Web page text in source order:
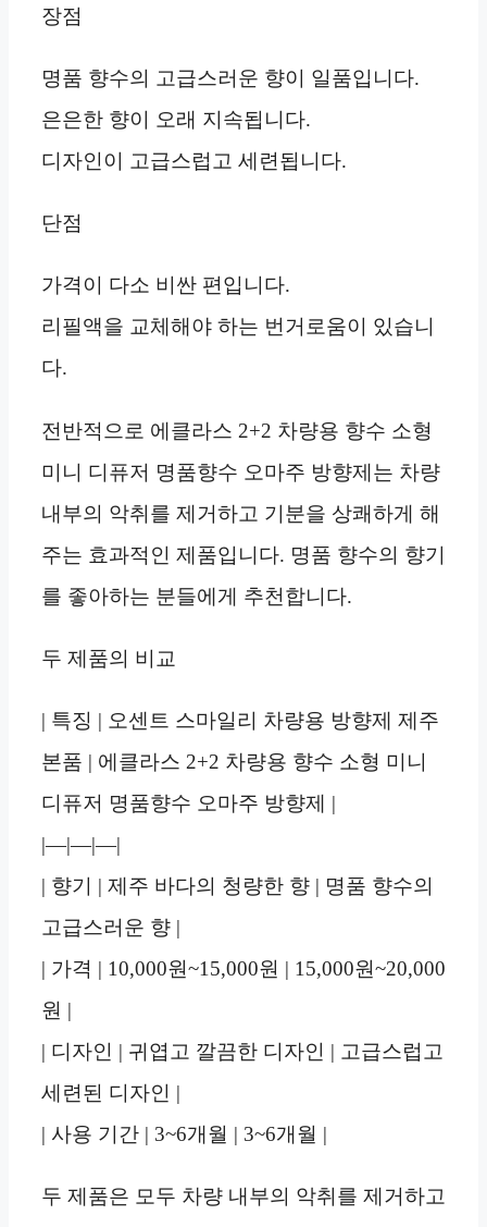
장점
명품 향수의 고급스러운 향이 일품입니다.
은은한 향이 오래 지속됩니다.
디자인이 고급스럽고 세련됩니다.
단점
가격이 다소 비싼 편입니다.
리필액을 교체해야 하는 번거로움이 있습니
다.
전반적으로 에클라스 2+2 차량용 향수 소형
미니 디퓨저 명품향수 오마주 방향제는 차량
내부의 악취를 제거하고 기분을 상쾌하게 해
주는 효과적인 제품입니다. 명품 향수의 향기
를 좋아하는 분들에게 추천합니다.
두 제품의 비교
| 특징 | 오센트 스마일리 차량용 방향제 제주
본품 | 에클라스 2+2 차량용 향수 소형 미니
디퓨저 명품향수 오마주 방향제 |
|—|—|—|
| 향기 | 제주 바다의 청량한 향 | 명품 향수의
고급스러운 향 |
| 가격 | 10,000원~15,000원 | 15,000원~20,000
원 |
| 디자인 | 귀엽고 깔끔한 디자인 | 고급스럽고
세련된 디자인 |
| 사용 기간 | 3~6개월 | 3~6개월 |
두 제품은 모두 차량 내부의 악취를 제거하고